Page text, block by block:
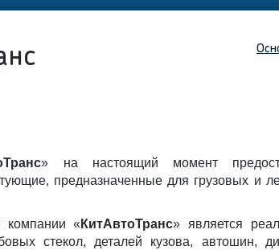
» на настоящий момент
предназначенные для грузовых и
компании « КитАвтоТранс» является
стекол, деталей кузова, автошин,